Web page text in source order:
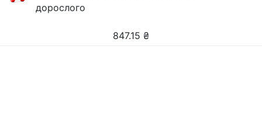
дорослого
847.15 ₴